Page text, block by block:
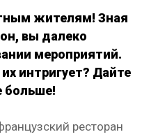
жителям! Зная
вы далеко
мероприятий.
интригует? Дайте
больше!
ресторан